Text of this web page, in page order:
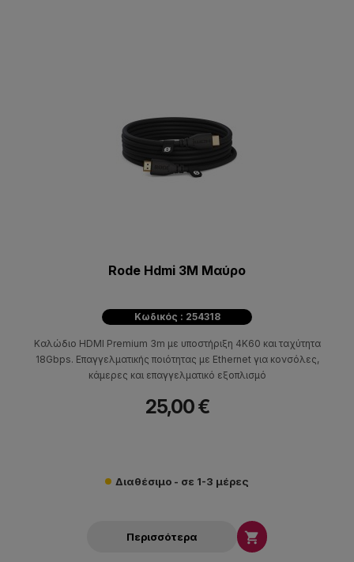
Rode Hdmi 3M Μαύρο
Κωδικός : 254318
Καλώδιο HDMI Premium 3m με υποστήριξη 4K60 και ταχύτητα
18Gbps. Επαγγελματικής ποιότητας με Ethernet για κονσόλες,
κάμερες και επαγγελματικό εξοπλισμό
25,00 €
Διαθέσιμο - σε 1-3 μέρες
Περισσότερα 